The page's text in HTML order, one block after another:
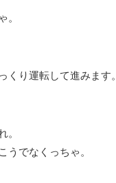
。
くり運転して進みます。
。
うでなくっちゃ。